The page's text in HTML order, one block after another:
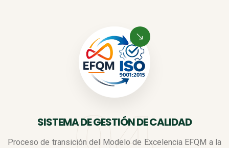
SISTEMA DE GESTIÓN DE CALIDAD
Proceso de transición del Modelo de Excelencia EFQM a la